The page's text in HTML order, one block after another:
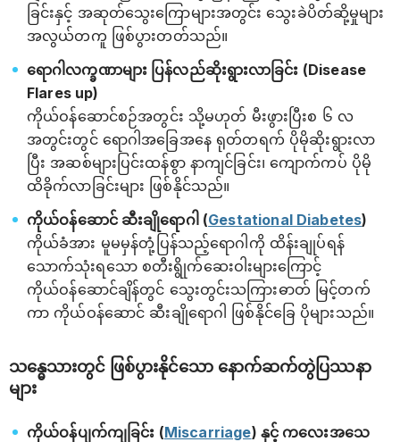
ခြင်းနှင့် အဆုတ်သွေးကြောများအတွင်း သွေးခဲပိတ်ဆို့မှုများ
အလွယ်တကူ ဖြစ်ပွားတတ်သည်။
ရောဂါလက္ခဏာများ ပြန်လည်ဆိုးရွားလာခြင်း (Disease
Flares up)
ကိုယ်ဝန်ဆောင်စဉ်အတွင်း သို့မဟုတ် မီးဖွားပြီးစ ၆ လ
အတွင်းတွင် ရောဂါအခြေအနေ ရုတ်တရက် ပိုမိုဆိုးရွားလာ
ပြီး အဆစ်များပြင်းထန်စွာ နာကျင်ခြင်း၊ ကျောက်ကပ် ပိုမို
ထိခိုက်လာခြင်းများ ဖြစ်နိုင်သည်။
ကိုယ်ဝန်ဆောင် ဆီးချိုရောဂါ (Gestational Diabetes)
ကိုယ်ခံအား မူမမှန်တုံ့ပြန်သည့်‌ရောဂါကို ထိန်းချုပ်ရန်
သောက်သုံးရသော စတီးရွိုက်ဆေးဝါးများကြောင့်
ကိုယ်ဝန်ဆောင်ချိန်တွင် သွေးတွင်းသကြားဓာတ် မြင့်တက်
ကာ ကိုယ်ဝန်ဆောင် ဆီးချိုရောဂါ ဖြစ်နိုင်ခြေ ပိုများသည်။
သန္ဓေသားတွင် ဖြစ်ပွားနိုင်သော နောက်ဆက်တွဲပြဿနာ
များ
ကိုယ်ဝန်ပျက်ကျခြင်း (Miscarriage) နှင့် ကလေးအသေ